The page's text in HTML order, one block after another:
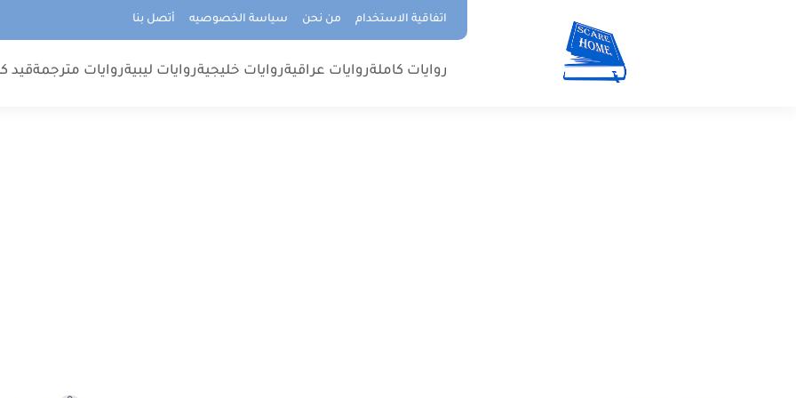
اتفاقية الاستخدام من نحن سياسة الخصوصيه أتصل بنا
روايات كاملةروايات عراقيةروايات خليجيةروايات ليبيةروايات مترجمةقيد